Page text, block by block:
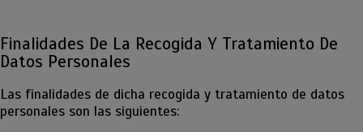
Finalidades De La Recogida Y Tratamiento De
Datos Personales
Las finalidades de dicha recogida y tratamiento de datos
personales son las siguientes: